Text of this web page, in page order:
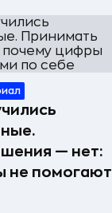
— нет:
не помогают